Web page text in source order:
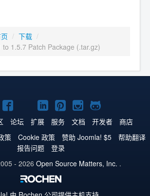
/ 下载 /
1.5.7 Patch Package (.tar.gz)
Facebook
主
页
YouTube
主
页
LinkedIn
主
页
Pinterest
主
页
Instagram
主
页
GitHub
主
页
论坛 扩展 服务 文档 开发者
商店
策 Cookie 政策 赞助 Joomla! $5
帮助翻译
报告问题
登录
- 2026 Open Source Matters, Inc. .